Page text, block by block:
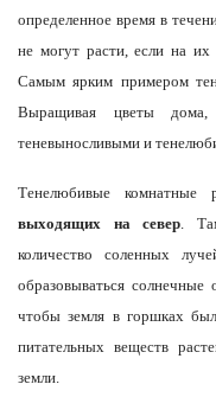
определенное время в
не могут расти, если на
Самым ярким примером
Выращивая цветы
теневыносливыми и
Тенелюбивые комнатные
выходящих на север .
количество соленных
образовываться
чтобы земля в горшках
питательных веществ
земли.